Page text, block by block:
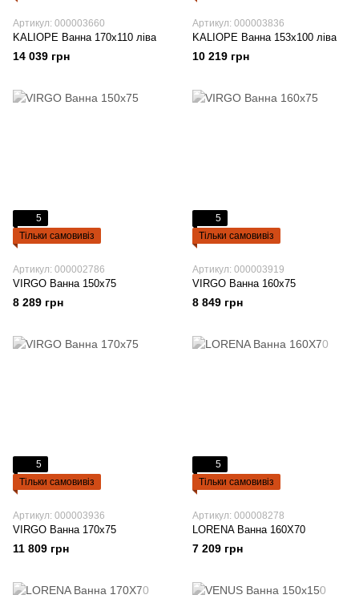
Артикул: 000003660
KALIOPE Ванна 170x110 ліва
14 039 грн
Артикул: 000003836
KALIOPE Ванна 153x100 ліва
10 219 грн
5
Тільки самовивіз
Артикул: 000002786
VIRGO Ванна 150x75
8 289 грн
5
Тільки самовивіз
Артикул: 000003919
VIRGO Ванна 160x75
8 849 грн
5
Тільки самовивіз
Артикул: 000003936
VIRGO Ванна 170x75
11 809 грн
5
Тільки самовивіз
Артикул: 000008278
LORENA Ванна 160Х70
7 209 грн